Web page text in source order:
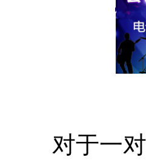
对于一对